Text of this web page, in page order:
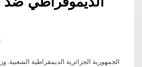
اﻟﺠﻤﻬﻮرﻳﺔ اﻟﺠﺰاﺋﺮﻳﺔ اﻟﺪﻳﻤﻘﺮاﻃﻴﺔ اﻟﺸﻌﺒﻴﺔ.